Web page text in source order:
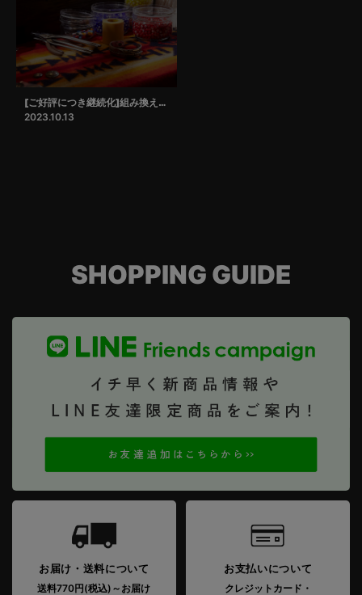
[ご好評につき継続化]組み換えサービス
2023.10.13
SHOPPING GUIDE
お届け・送料について
送料770円(税込)～お届け
お支払いについて
クレジットカード・